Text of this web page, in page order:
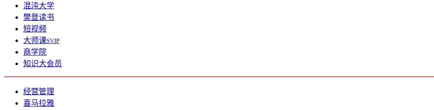
混沌大学
樊登读书
短视频
大师课SVIP
商学院
知识大会员
经营管理
喜马拉雅